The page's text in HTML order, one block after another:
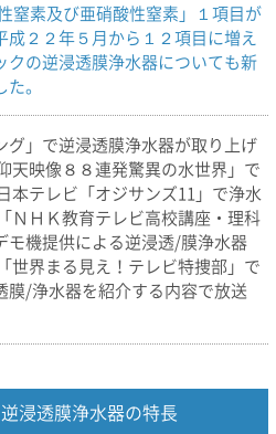
窒素及び亜硝酸性窒素」１項目が
２２年５月から１２項目に増え
クの逆浸透膜浄水器についても新
。
グ」で逆浸透膜浄水器が取り上げ
天映像８８連発驚異の水世界」で
本テレビ「オジサンズ11」で浄水
ＮＨＫ教育テレビ高校講座・理科
モ機提供による逆浸透/膜浄水器
世界まる見え！テレビ特捜部」で
膜/浄水器を紹介する内容で放送
浸透膜浄水器の特長